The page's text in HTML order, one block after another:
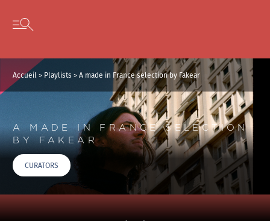
Skip to content
Open secondary menu
Accueil > Playlists >A made in France selection by Fakear
A MADE IN FRANCE SELECTION
BY FAKEAR
CURATORS